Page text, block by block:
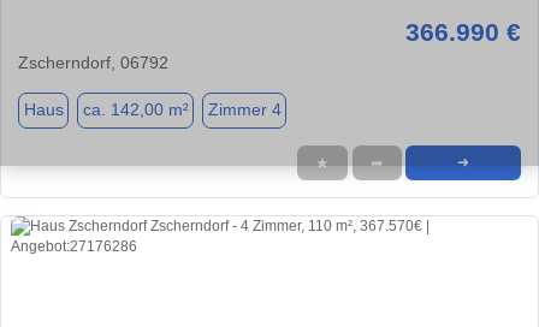
366.990 €
Zscherndorf, 06792
Haus ca. 142,00 m² Zimmer 4
★ ➦ ➜